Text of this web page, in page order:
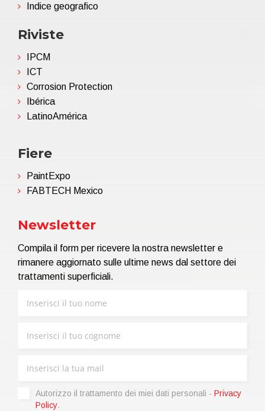
Indice geografico
Riviste
IPCM
ICT
Corrosion Protection
Ibérica
LatinoAmérica
Fiere
PaintExpo
FABTECH Mexico
Newsletter
Compila il form per ricevere la nostra newsletter e
rimanere aggiornato sulle ultime news dal settore dei
trattamenti superficiali.
Autorizzo il trattamento dei miei dati personali - Privacy
Policy.